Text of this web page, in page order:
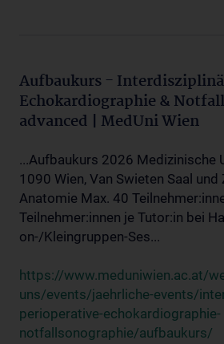
Aufbaukurs -
Echokardiographie &
advanced | MedUni Wien
...Aufbaukurs 2026 Medizinische
1090 Wien, Van Swieten Saal
Anatomie Max. 40
Teilnehmer:innen je Tutor:in bei
on-/Kleingruppen-Ses...
https://www.meduniwien.ac.at/
uns/events/jaehrliche-events/
perioperative-echokardiographie-
notfallsonographie/aufbaukurs/